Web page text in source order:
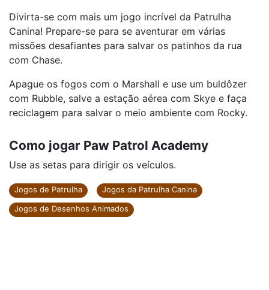
Divirta-se com mais um jogo incrível da Patrulha
Canina! Prepare-se para se aventurar em várias
missões desafiantes para salvar os patinhos da rua
com Chase.
Apague os fogos com o Marshall e use um buldôzer
com Rubble, salve a estação aérea com Skye e faça
reciclagem para salvar o meio ambiente com Rocky.
Como jogar Paw Patrol Academy
Use as setas para dirigir os veículos.
Jogos de Patrulha
Jogos da Patrulha Canina
Jogos de Desenhos Animados